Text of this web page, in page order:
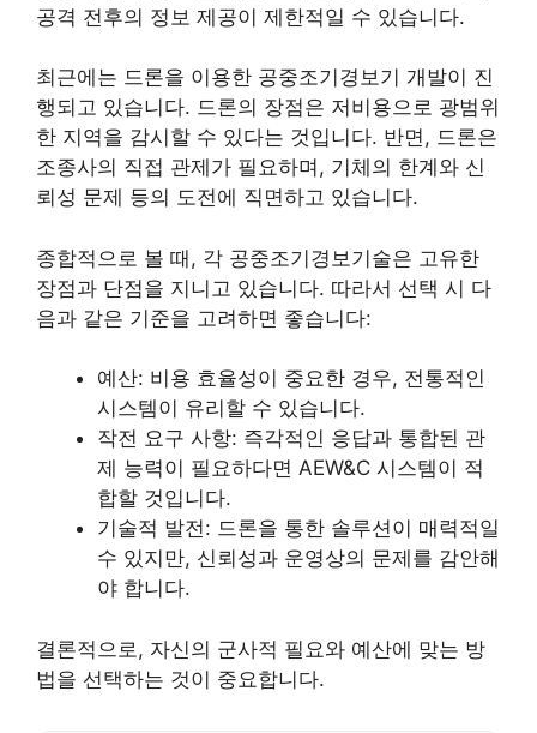
공격 전후의 정보 제공이 제한적일 수 있습니다.
최근에는 드론을 이용한 공중조기경보기 개발이 진
행되고 있습니다. 드론의 장점은 저비용으로 광범위
한 지역을 감시할 수 있다는 것입니다. 반면, 드론은
조종사의 직접 관제가 필요하며, 기체의 한계와 신
뢰성 문제 등의 도전에 직면하고 있습니다.
종합적으로 볼 때, 각 공중조기경보기술은 고유한
장점과 단점을 지니고 있습니다. 따라서 선택 시 다
음과 같은 기준을 고려하면 좋습니다:
예산: 비용 효율성이 중요한 경우, 전통적인
시스템이 유리할 수 있습니다.
작전 요구 사항: 즉각적인 응답과 통합된 관
제 능력이 필요하다면 AEW&C 시스템이 적
합할 것입니다.
기술적 발전: 드론을 통한 솔루션이 매력적일
수 있지만, 신뢰성과 운영상의 문제를 감안해
야 합니다.
결론적으로, 자신의 군사적 필요와 예산에 맞는 방
법을 선택하는 것이 중요합니다.